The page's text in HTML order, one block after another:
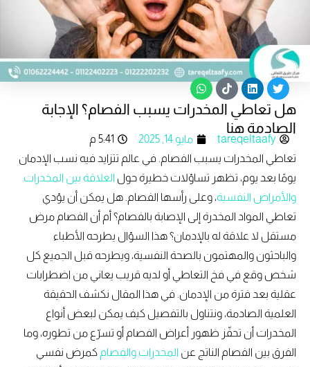
T
w
t
t
e
r
L
i
n
e
d
n
T
i
t
o
k
W
h
a
a
p
هل تعاطي المخدرات يسبب الفصام؟ الإجابة
الصادمة هنا
tareqeltaafy مايو 14, 2025
5:41 م
تعاطي المخدرات يسبب الفصام. في عالم تتزايد فيه نسب الإدمان
يومًا بعد يوم، تظهر تساؤلات خطيرة حول العلاقة بين المخدرات
والأمراض النفسية، وعلى رأسها الفصام. هل يمكن أن يؤدي
تعاطي المواد المخدرة إلى الإصابة بالفصام؟ أم أن الفصام مرض
مستقل لا علاقة له بالإدمان؟ هذا السؤال يطرحه الأطباء
والباحثون والمهتمون بالصحة النفسية، ويطرحه قبل الجميع كل
شخص وقع في فخ التعاطي أو لديه قريب يعاني من اضطرابات
عقلية بعد فترة من الإدمان. في هذا المقال نكشف الحقيقة
العلمية الصادمة، ونتناول بالتفصيل كيف يمكن لبعض أنواع
المخدرات أن تحفّز ظهور أعراض الفصام أو تسرّع من تطوره، وما
الفرق بين الفصام الناتج عنالمخدرات والفصامكمرض نفسي